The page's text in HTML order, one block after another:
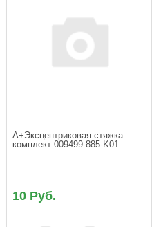
A+Эксцентриковая стяжка
комплект 009499-885-K01
10 Руб.